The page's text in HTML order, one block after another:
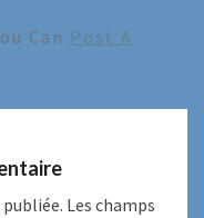
Can Post A
Les champs